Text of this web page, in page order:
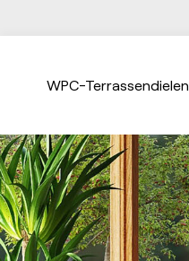
WPC-Terrassendielen